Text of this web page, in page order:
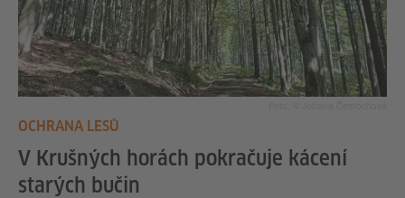
OCHRANA LESŮ
V Krušných horách pokračuje kácení
starých bučin